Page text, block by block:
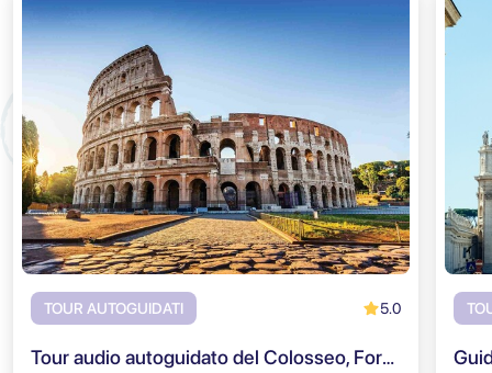
TOUR AUTOGUIDATI 5.0
Tour audio autoguidato del Colosseo, Foro Romano & Colle Palatino